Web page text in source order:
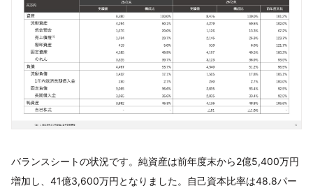
バランスシートの状況です。純資産は前年度末から2億5,400万円
増加し、41億3,600万円となりました。自己資本比率は48.8パー